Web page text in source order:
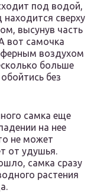
под водой,
сверху
высунув часть
вот самочка
воздухом
больше
без
самка еще
на нее
не может
от удушья.
самка сразу
растения